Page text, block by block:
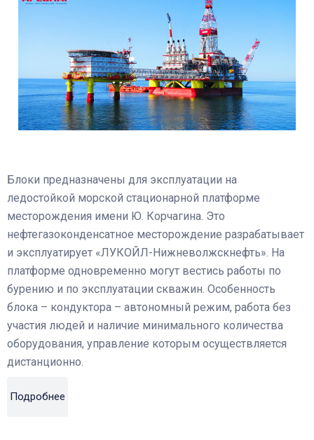
Блоки предназначены для эксплуатации на
ледостойкой морской стационарной платформе
месторождения имени Ю. Корчагина. Это
нефтегазоконденсатное месторождение разрабатывает
и эксплуатирует «ЛУКОЙЛ-Нижневолжскнефть». На
платформе одновременно могут вестись работы по
бурению и по эксплуатации скважин. Особенность
блока – кондуктора – автономный режим, работа без
участия людей и наличие минимального количества
оборудования, управление которым осуществляется
дистанционно.
Подробнее